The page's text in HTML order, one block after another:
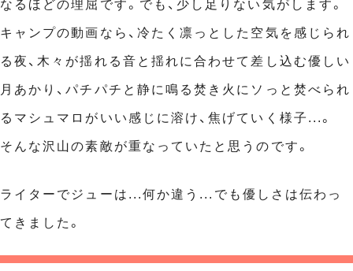
キャンプの動画なら、冷たく凛っとした空気を感じられ
る夜、木々が揺れる音と揺れに合わせて差し込む優しい
月あかり、パチパチと静に鳴る焚き火にソっと焚べられ
るマシュマロがいい感じに溶け、焦げていく様子...。
そんな沢山の素敵が重なっていたと思うのです。
ライターでジューは...何か違う...でも優しさは伝わっ
てきました。